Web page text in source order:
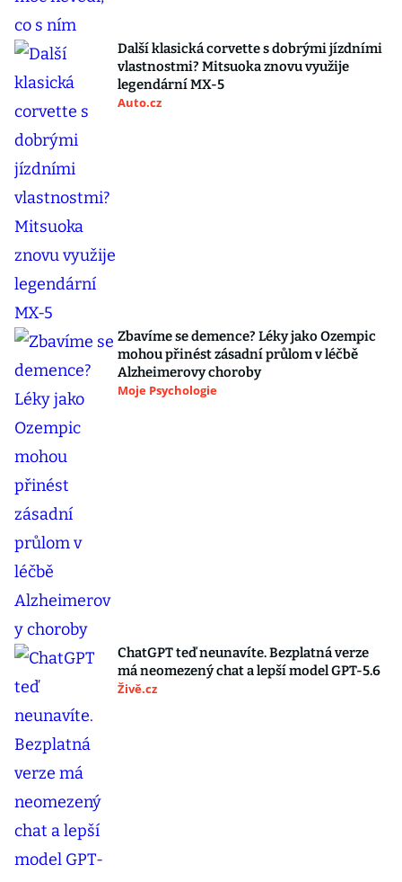
Další klasická corvette s dobrými jízdními
vlastnostmi? Mitsuoka znovu využije
legendární MX-5
Auto.cz
Zbavíme se demence? Léky jako Ozempic
mohou přinést zásadní průlom v léčbě
Alzheimerovy choroby
Moje Psychologie
ChatGPT teď neunavíte. Bezplatná verze
má neomezený chat a lepší model GPT-5.6
Živě.cz